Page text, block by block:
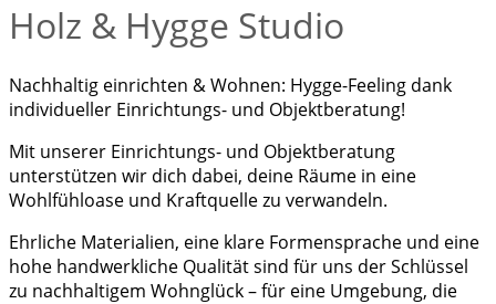
Holz & Hygge Studio
Nachhaltig einrichten & Wohnen: Hygge-Feeling dank
individueller Einrichtungs- und Objektberatung!
Mit unserer Einrichtungs- und Objektberatung
unterstützen wir dich dabei, deine Räume in eine
Wohlfühloase und Kraftquelle zu verwandeln.
Ehrliche Materialien, eine klare Formensprache und eine
hohe handwerkliche Qualität sind für uns der Schlüssel
zu nachhaltigem Wohnglück – für eine Umgebung, die